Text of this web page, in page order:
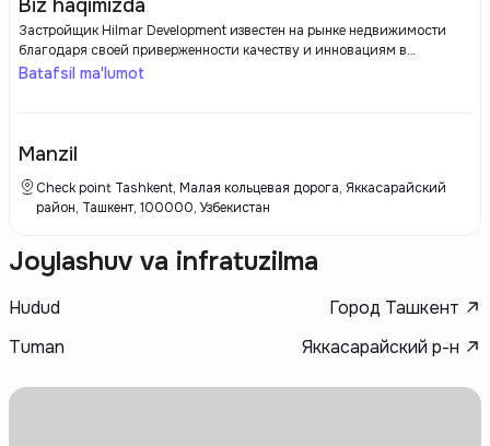
Biz haqimizda
Застройщик Hilmar Development известен на рынке недвижимости
благодаря своей приверженности качеству и инновациям в
строительстве. Компания специализируется на реализации крупных
Batafsil ma'lumot
Manzil
Check point Tashkent, Малая кольцевая дорога, Яккасарайский
район, Ташкент, 100000, Узбекистан
Joylashuv va infratuzilma
Hudud
Город Ташкент
Tuman
Яккасарайский р-н